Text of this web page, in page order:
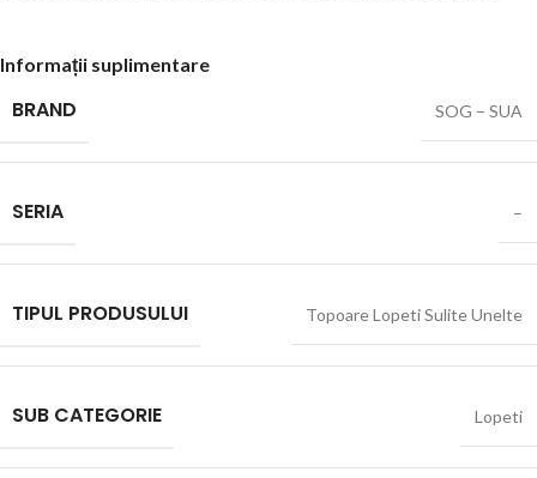
Informații suplimentare
BRAND SOG – SUA
SERIA –
TIPUL PRODUSULUI Topoare Lopeti Sulite Unelte
SUB CATEGORIE Lopeti